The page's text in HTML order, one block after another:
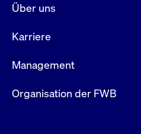
Über uns
Karriere
Management
Organisation der FWB